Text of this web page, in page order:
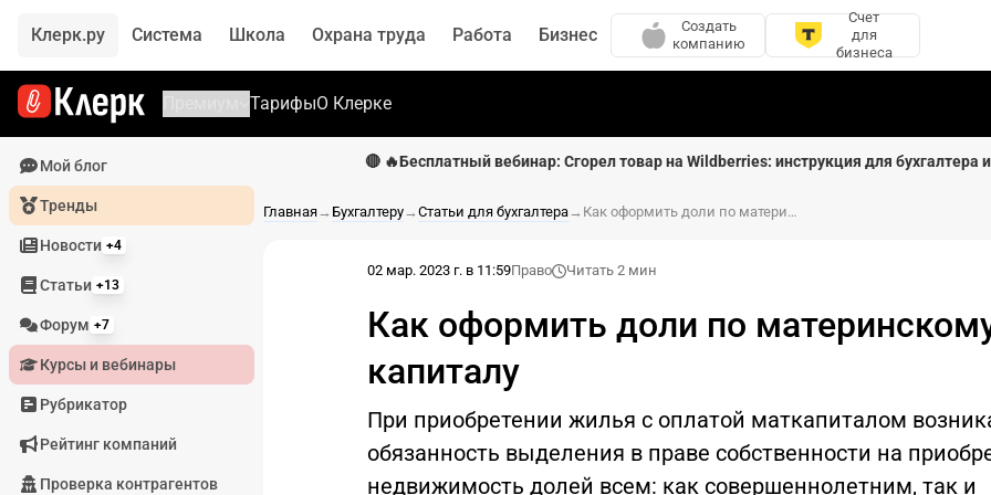
Клерк.ру Система Школа Охрана труда Работа Бизнес
Создать
компанию
Счет
для
бизнеса
ТарифыО Клерке
Мой блог
Тренды
Новости +4
Статьи +13
Форум +7
Курсы и вебинары
Рубрикатор
Рейтинг компаний
Проверка контрагентов
🔴 🔥Бесплатный вебинар: Сгорел товар на Wildberries: инструкция для бухгалтера
Главная→ Бухгалтеру→ Статьи для бухгалтера→ Как оформить доли по материнскому капиталу
02 мар. 2023 г. в 11:59Право Читать 2 мин
Как оформить доли по
капиталу
При приобретении жилья с оплатой маткапиталом
обязанность выделения в праве собственности на
недвижимость долей всем: как совершеннолетним, так и